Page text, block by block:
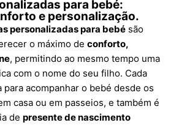
para bebé:
e personalização.
personalizadas para bebé são
o máximo de conforto,
, permitindo ao mesmo tempo uma
com o nome do seu filho. Cada
para acompanhar o bebé desde os
casa ou em passeios, e também é
de presente de nascimento